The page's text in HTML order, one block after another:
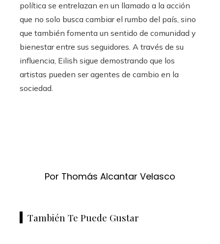
política se entrelazan en un llamado a la acción
que no solo busca cambiar el rumbo del país, sino
que también fomenta un sentido de comunidad y
bienestar entre sus seguidores. A través de su
influencia, Eilish sigue demostrando que los
artistas pueden ser agentes de cambio en la
sociedad.
Por Thomás Alcantar Velasco
También Te Puede Gustar